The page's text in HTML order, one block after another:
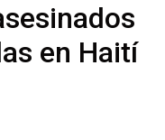
en Haití